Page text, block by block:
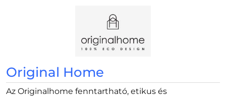
Original Home
Az Originalhome fenntartható, etikus és